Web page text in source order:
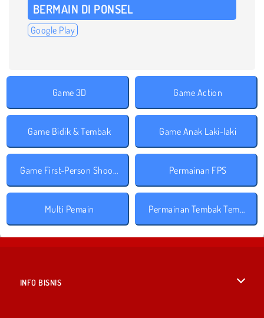
BERMAIN DI PONSEL
Google Play
Game 3D Game Action
Game Bidik & Tembak Game Anak Laki-laki
Game First-Person Shooter Permainan FPS
Multi Pemain Permainan Tembak Tembakan
INFO BISNIS